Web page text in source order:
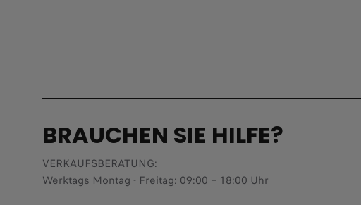
BRAUCHEN SIE HILFE?
VERKAUFSBERATUNG​:
Werktags Montag - Freitag: 09:00 – 18:00 Uhr